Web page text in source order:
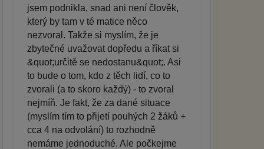
jsem podnikla, snad ani není člověk,
který by tam v té matice něco
nezvoral. Takže si myslím, že je
zbytečné uvažovat dopředu a říkat si
&quot;určitě se nedostanu&quot;. Asi
to bude o tom, kdo z těch lidí, co to
zvorali (a to skoro každý) - to zvoral
nejmíň. Je fakt, že za dané situace
(myslím tím to přijetí pouhých 2 žáků +
cca 4 na odvolání) to rozhodně
nemáme jednoduché. Ale počkejme